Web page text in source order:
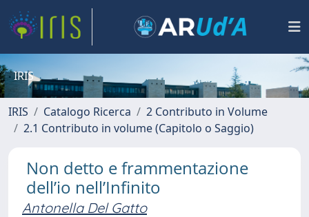
IRIS
IRIS Catalogo Ricerca
2 Contributo in Volume
2.1 Contributo in volume (Capitolo o Saggio)
Non detto e frammentazione
dell’io nell’Infinito
Antonella Del Gatto